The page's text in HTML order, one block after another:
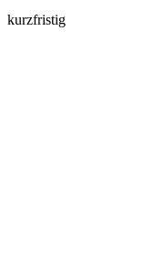
kurzfristig